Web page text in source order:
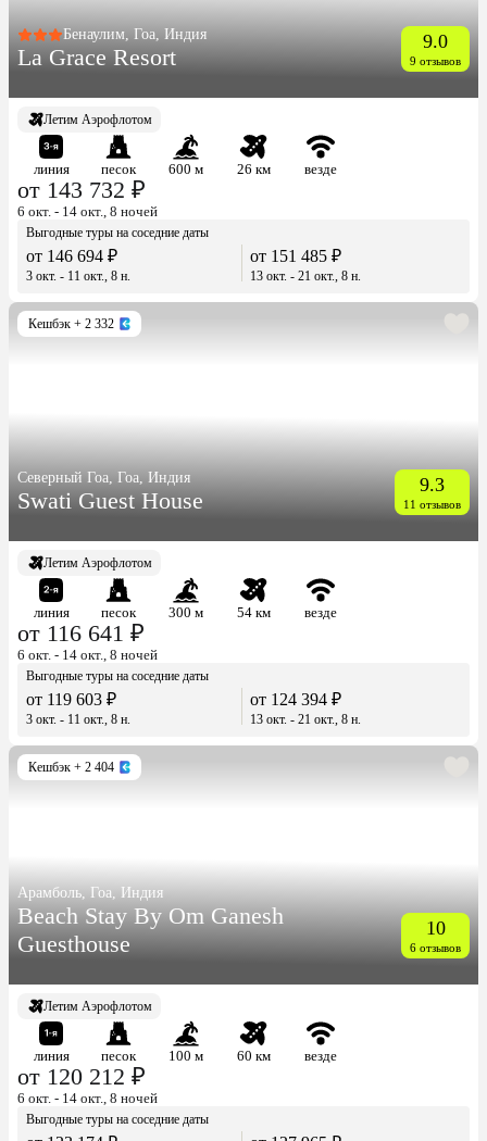
Бенаулим, Гоа, Индия
La Grace Resort
9.0
9 отзывов
Летим Аэрофлотом
линия песок 600 м 26 км везде
от 143 732 ₽
6 окт. - 14 окт., 8 ночей
Выгодные туры на соседние даты
от 146 694 ₽
3 окт. - 11 окт., 8 н.
от 151 485 ₽
13 окт. - 21 окт., 8 н.
Кешбэк + 2 332
Северный Гоа, Гоа, Индия
Swati Guest House
9.3
11 отзывов
Летим Аэрофлотом
линия песок 300 м 54 км везде
от 116 641 ₽
6 окт. - 14 окт., 8 ночей
Выгодные туры на соседние даты
от 119 603 ₽
3 окт. - 11 окт., 8 н.
от 124 394 ₽
13 окт. - 21 окт., 8 н.
Кешбэк + 2 404
Арамболь, Гоа, Индия
Beach Stay By Om Ganesh
Guesthouse
10
6 отзывов
Летим Аэрофлотом
линия песок 100 м 60 км везде
от 120 212 ₽
6 окт. - 14 окт., 8 ночей
Выгодные туры на соседние даты